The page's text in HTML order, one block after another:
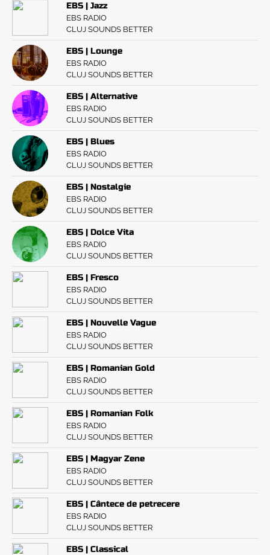
EBS | Jazz
EBS RADIO
CLUJ SOUNDS BETTER
EBS | Lounge
EBS RADIO
CLUJ SOUNDS BETTER
EBS | Alternative
EBS RADIO
CLUJ SOUNDS BETTER
EBS | Blues
EBS RADIO
CLUJ SOUNDS BETTER
EBS | Nostalgie
EBS RADIO
CLUJ SOUNDS BETTER
EBS | Dolce Vita
EBS RADIO
CLUJ SOUNDS BETTER
EBS | Fresco
EBS RADIO
CLUJ SOUNDS BETTER
EBS | Nouvelle Vague
EBS RADIO
CLUJ SOUNDS BETTER
EBS | Romanian Gold
EBS RADIO
CLUJ SOUNDS BETTER
EBS | Romanian Folk
EBS RADIO
CLUJ SOUNDS BETTER
EBS | Magyar Zene
EBS RADIO
CLUJ SOUNDS BETTER
EBS | Cântece de petrecere
EBS RADIO
CLUJ SOUNDS BETTER
EBS | Classical